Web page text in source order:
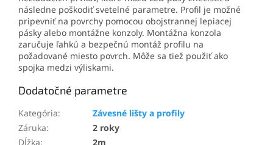
následne poškodiť svetelné parametre. Profil je možné
pripevniť na povrchy pomocou obojstrannej lepiacej
pásky alebo montážne konzoly. Montážna konzola
zaručuje ľahkú a bezpečnú montáž profilu na
požadované miesto povrch. Môže sa tiež použiť ako
spojka medzi výliskami.
Dodatočné parametre
Kategória:
Závesné lišty a profily
Záruka:
2 roky
Dĺžka:
2m